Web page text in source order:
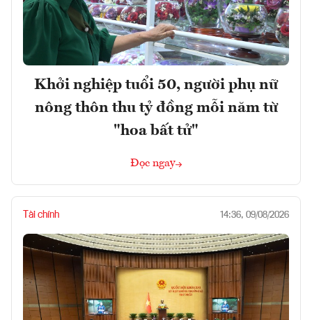
Khởi nghiệp tuổi 50, người phụ nữ
nông thôn thu tỷ đồng mỗi năm từ
"hoa bất tử"
Đọc ngay
Tài chính 14:36, 09/08/2026